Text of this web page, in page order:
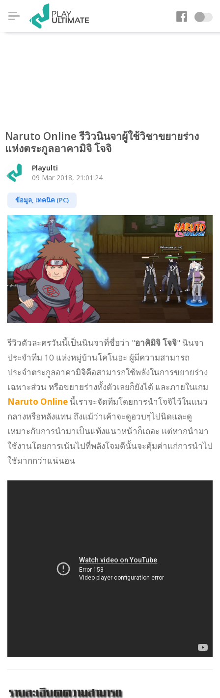
Naruto Online รีวิวนินจาผู้ใช้วิชาขยายร่าง
แห่งตระกูลอาคามิจิ โจจิ
Playulti
09 Mar 2018, 21:01:24
ข้อมูล, เทคนิค (PC)
รีวิวตัวละครวันนี้เป็นนินจาที่ชื่อว่า "อาคิมิจิ โจจิ" นินจา
ประจำทีม 10 แห่งหมู่บ้านโคโนฮะ ผู้มีความสามารถ
ประจำตระกูลอาคามิจิคือสามารถใช้พลังในการขยายร่าง
เฉพาะส่วน หรือขยายร่างทั้งตัวเลยก็ยังได้ และภายในเกม
Naruto Online นี้เราจะจัดทีมโดยการนำโจจิไว้ในแนว
กลางหรือหลังแทน ถึงแม้ว่าเค้าจะดูอวบๆไปนิดและดู
เหมาะกับการนำมาเป็นแท้งแนวหน้าก็เถอะ แต่หากนำมา
ใช้งานโดยการเน้นไปที่พลังโจมตีนั้นจะคุ้มค่าแก่การนำไป
ใช้มากกว่าแน่นอน